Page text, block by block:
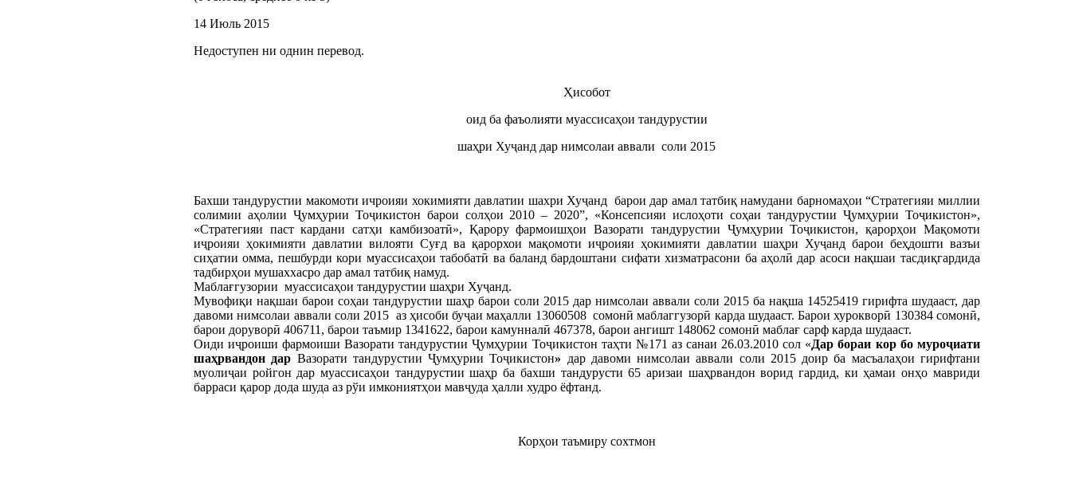
14 Июль 2015
Недоступен ни однин перевод.
Ҳисобот
оид ба фаъолияти муассисаҳои тандурустии
шаҳри Хуҷанд дар нимсолаи аввали соли 2015
Бахши тандурустии макомоти ичроияи хокимияти давлатии шахри Хуҷанд барои дар амал татбиқ намудани барномаҳои “Стратегияи миллии
солимии аҳолии Ҷумҳурии Тоҷикистон барои солҳои 2010 – 2020”, «Консепсияи ислоҳоти соҳаи тандурустии Ҷумҳурии Тоҷикистон»,
«Стратегияи паст кардани сатҳи камбизоатӣ», Қарору фармоишҳои Вазорати тандурустии Ҷумҳурии Тоҷикистон, қарорҳои Мақомоти
иҷроияи ҳокимияти давлатии вилояти Суғд ва қарорхои мақомоти иҷроияи ҳокимияти давлатии шаҳри Хуҷанд барои беҳдошти вазъи
сиҳатии омма, пешбурди кори муассисаҳои табобатӣ ва баланд бардоштани сифати хизматрасони ба аҳолӣ дар асоси нақшаи тасдиқгардида
тадбирҳои мушаххасро дар амал татбиқ намуд.
Маблағгузории муассисаҳои тандурустии шаҳри Хуҷанд.
Мувофиқи нақшаи барои соҳаи тандурустии шаҳр барои соли 2015 дар нимсолаи аввали соли 2015 ба нақша 14525419 гирифта шудааст, дар
давоми нимсолаи аввали соли 2015 аз ҳисоби буҷаи маҳалли 13060508 сомонӣ маблаггузорӣ карда шудааст. Барои хурокворӣ 130384 сомонӣ,
барои доруворӣ 406711, барои таъмир 1341622, барои камунналӣ 467378, барои ангишт 148062 сомонӣ маблағ сарф карда шудааст.
Оиди иҷроиши фармоиши Вазорати тандурустии Ҷумҳурии Тоҷикистон таҳти №171 аз санаи 26.03.2010 сол «Дар бораи кор бо муроҷиати
шаҳрвандон дар Вазорати тандурустии Ҷумҳурии Тоҷикистон» дар давоми нимсолаи аввали соли 2015 доир ба масъалаҳои гирифтани
муолиҷаи ройгон дар муассисаҳои тандурустии шаҳр ба бахши тандурусти 65 аризаи шаҳрвандон ворид гардид, ки ҳамаи онҳо мавриди
барраси қарор дода шуда аз рўи имкониятҳои мавҷуда ҳалли худро ёфтанд.
Корҳои таъмиру сохтмон